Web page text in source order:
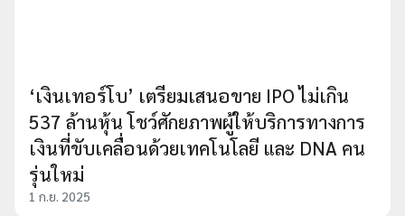
‘เงินเทอร์โบ’ เตรียมเสนอขาย IPO ไม่เกิน
537 ล้านหุ้น โชว์ศักยภาพผู้ให้บริการทางการ
เงินที่ขับเคลื่อนด้วยเทคโนโลยี และ DNA คน
รุ่นใหม่
1 ก.ย. 2025